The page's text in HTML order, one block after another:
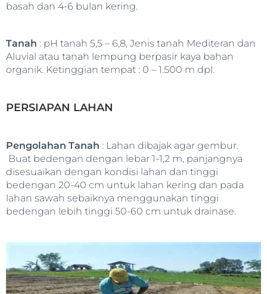
basah dan 4-6 bulan kering.
Tanah : pH tanah 5,5 – 6,8, Jenis tanah Mediteran dan
Aluvial atau tanah lempung berpasir kaya bahan
organik. Ketinggian tempat : 0 – 1.500 m dpl.
PERSIAPAN LAHAN
Pengolahan Tanah : Lahan dibajak agar gembur.
Buat bedengan dengan lebar 1-1,2 m, panjangnya
disesuaikan dengan kondisi lahan dan tinggi
bedengan 20-40 cm untuk lahan kering dan pada
lahan sawah sebaiknya menggunakan tinggi
bedengan lebih tinggi 50-60 cm untuk drainase.